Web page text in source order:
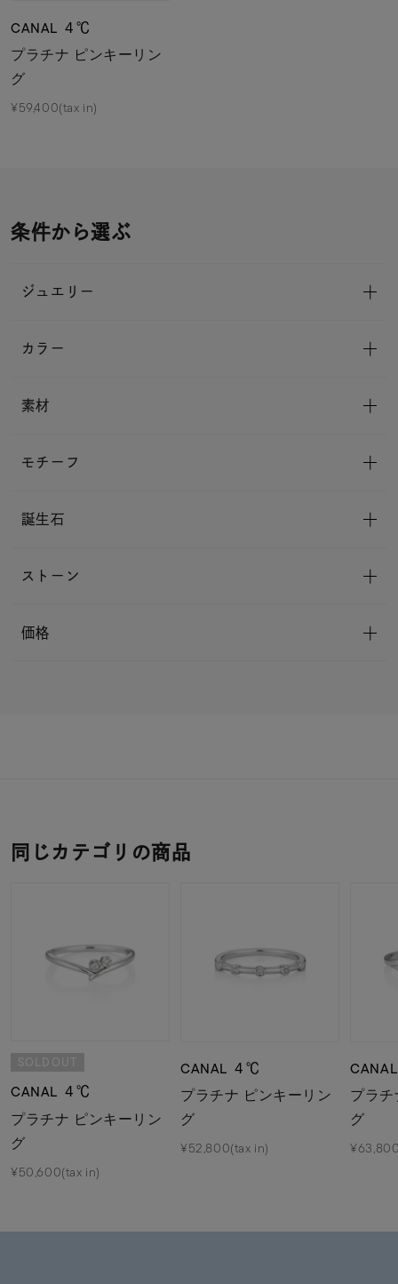
CANAL ４℃
プラチナ ピンキーリン
グ
¥59,400(tax in)
条件から選ぶ
ジュエリー
カラー
素材
モチーフ
誕生石
ストーン
価格
同じカテゴリの商品
SOLDOUT
CANAL ４℃
プラチナ ピンキーリン
グ
¥50,600(tax in)
CANAL ４℃
プラチナ ピンキーリン
グ
¥52,800(tax in)
プラ
グ